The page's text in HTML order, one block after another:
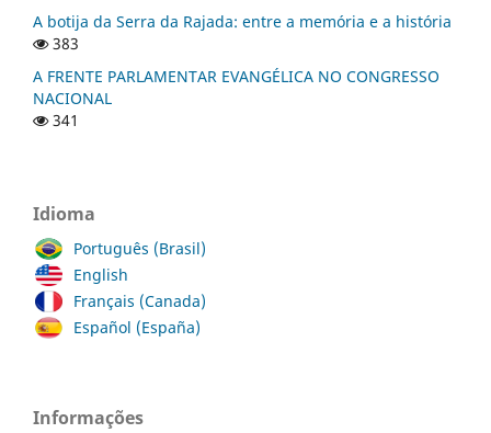
A botija da Serra da Rajada: entre a memória e a história
383
A FRENTE PARLAMENTAR EVANGÉLICA NO CONGRESSO
NACIONAL
341
Idioma
Português (Brasil)
English
Français (Canada)
Español (España)
Informações